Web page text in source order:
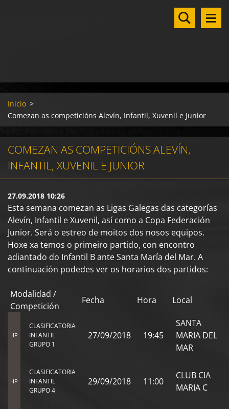
Inicio >
Comezan as competicións Alevín, Infantil, Xuvenil e Junior
COMEZAN AS COMPETICIÓNS ALEVÍN,
INFANTIL, XUVENIL E JUNIOR
27.09.2018 10:26
Esta semana comezan as Ligas Galegas das categorías
Alevín, Infantil e Xuvenil, así como a Copa Federación
Junior. Será o estreo de moitos dos nosos equipos.
Hoxe xa temos o primeiro partido, con encontro
adiantado do Infantil B ante Santa María del Mar. A
continuación podedes ver os horarios dos partidos:
Modalidad /
Competición
Fecha Hora Local
HP
CLASIFICATORIA
INFANTIL
GRUPO 1
27/09/2018 19:45
SANTA
MARIA DEL
MAR
HP
CLASIFICATORIA
INFANTIL
GRUPO 4
29/09/2018 11:00
CLUB CIA
MARIA C